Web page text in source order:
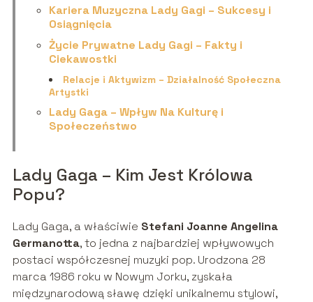
Kariera Muzyczna Lady Gagi – Sukcesy i
Osiągnięcia
Życie Prywatne Lady Gagi – Fakty i
Ciekawostki
Relacje i Aktywizm – Działalność Społeczna
Artystki
Lady Gaga – Wpływ Na Kulturę i
Społeczeństwo
Lady Gaga – Kim Jest Królowa
Popu?
Lady Gaga, a właściwie Stefani Joanne Angelina
Germanotta, to jedna z najbardziej wpływowych
postaci współczesnej muzyki pop. Urodzona 28
marca 1986 roku w Nowym Jorku, zyskała
międzynarodową sławę dzięki unikalnemu stylowi,